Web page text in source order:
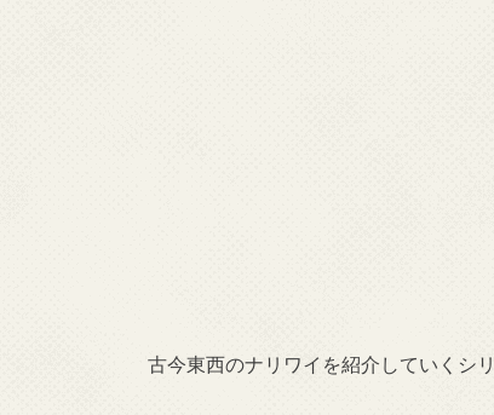
古今東西のナリワイを紹介していくシ